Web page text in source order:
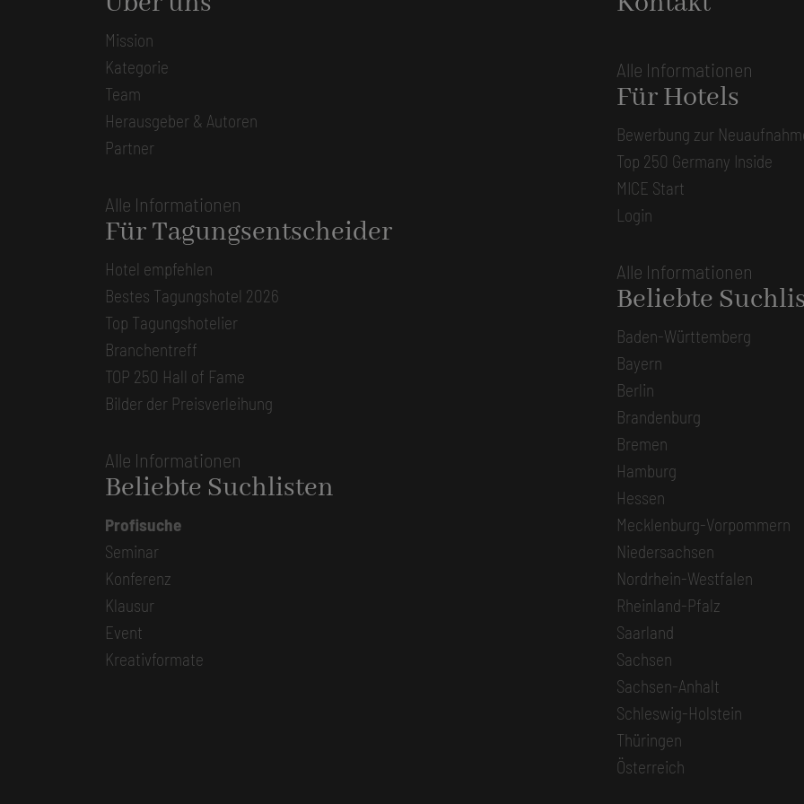
Mission
Kategorie
Team
Herausgeber & Autoren
Partner
Alle Informationen
Für Tagungsentscheider
Hotel empfehlen
Bestes Tagungshotel 2026
Top Tagungshotelier
Branchentreff
TOP 250 Hall of Fame
Bilder der Preisverleihung
Alle Informationen
Beliebte Suchlisten
Profisuche
Seminar
Konferenz
Klausur
Event
Kreativformate
Alle Informationen
Für Hotels
Bewerbung zur
Top 250 Germany Inside
MICE Start
Login
Alle Informationen
Beliebte
Baden-Württemberg
Bayern
Berlin
Brandenburg
Bremen
Hamburg
Hessen
Mecklenburg-Vorpommern
Niedersachsen
Nordrhein-Westfalen
Rheinland-Pfalz
Saarland
Sachsen
Sachsen-Anhalt
Schleswig-Holstein
Thüringen
Österreich